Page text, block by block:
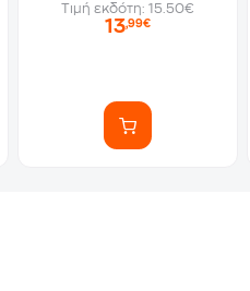
Τιμή εκδότη: 15.50€
13,99€